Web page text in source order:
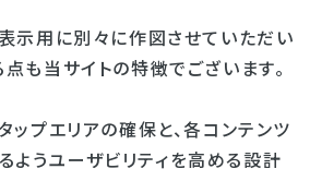
示用に別々に作図させていただい
も当サイトの特徴でございます。
ップエリアの確保と、各コンテンツ
うユーザビリティを高める設計